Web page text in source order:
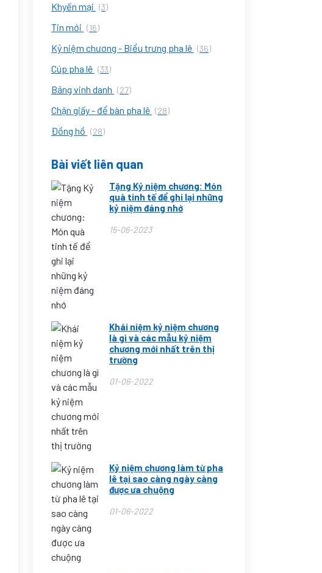
Khyến mại (3)
Tin mới (16)
Kỷ niệm chương - Biểu trưng pha lê (36)
Cúp pha lê (33)
Bảng vinh danh (27)
Chặn giấy - để bàn pha lê (28)
Đồng hồ (28)
Bài viết liên quan
Tặng Kỷ niệm chương: Món
quà tinh tế để ghi lại những
kỷ niệm đáng nhớ
15-06-2023
Khái niệm kỷ niệm chương
là gì và các mẫu kỷ niệm
chương mới nhất trên thị
trường
01-06-2022
Kỷ niệm chương làm từ pha
lê tại sao càng ngày càng
được ưa chuộng
01-06-2022